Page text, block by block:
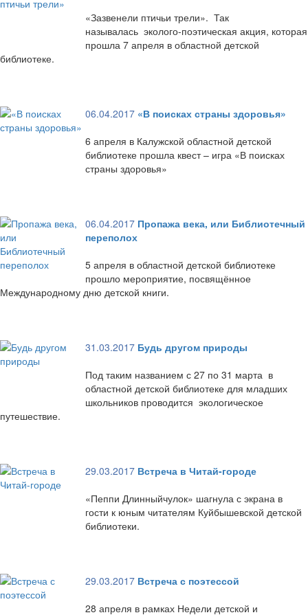
«Зазвенели птичьи трели». Так
называлась эколого-поэтическая акция, которая
прошла 7 апреля в областной детской
библиотеке.
06.04.2017 «В поисках страны здоровья»
6 апреля в Калужской областной детской
библиотеке прошла квест – игра «В поисках
страны здоровья»
06.04.2017 Пропажа века, или Библиотечный
переполох
5 апреля в областной детской библиотеке
прошло мероприятие, посвящённое
Международному дню детской книги.
31.03.2017 Будь другом природы
Под таким названием с 27 по 31 марта в
областной детской библиотеке для младших
школьников проводится экологическое
путешествие.
29.03.2017 Встреча в Читай-городе
«Пеппи Длинныйчулок» шагнула с экрана в
гости к юным читателям Куйбышевской детской
библиотеки.
29.03.2017 Встреча с поэтессой
28 апреля в рамках Недели детской и